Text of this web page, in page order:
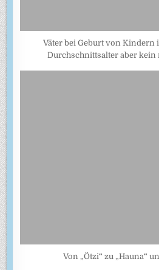
Väter bei Geburt von Kindern
Durchschnittsalter aber kein
Von „Ötzi“ zu „Hauna“